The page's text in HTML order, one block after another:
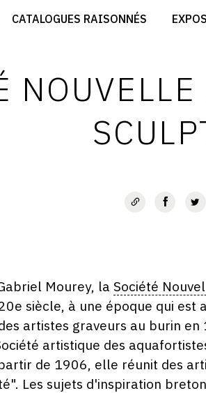
CATALOGUES RAISONNÉS
CRÉER SON
Mourey, la Société
siècle, à une époque qui
artistes graveurs au burin
artistique des
de 1906, elle réunit des
Les sujets d'inspiration